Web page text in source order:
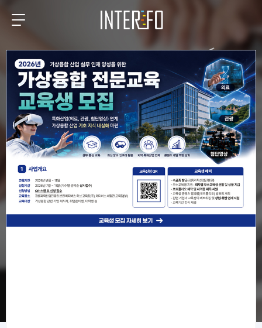
BUSINESS PARTNER INTERFO
당신의 비지니스를
더욱 빛나게 만드는
파트너
(주)인터포에서는 성실·창의·열정·도전·나눔이라는 5가지
기본원칙을 바탕으로 매출성장과 브랜드가치 성장을 위해
최선을 다하고 있습니다.